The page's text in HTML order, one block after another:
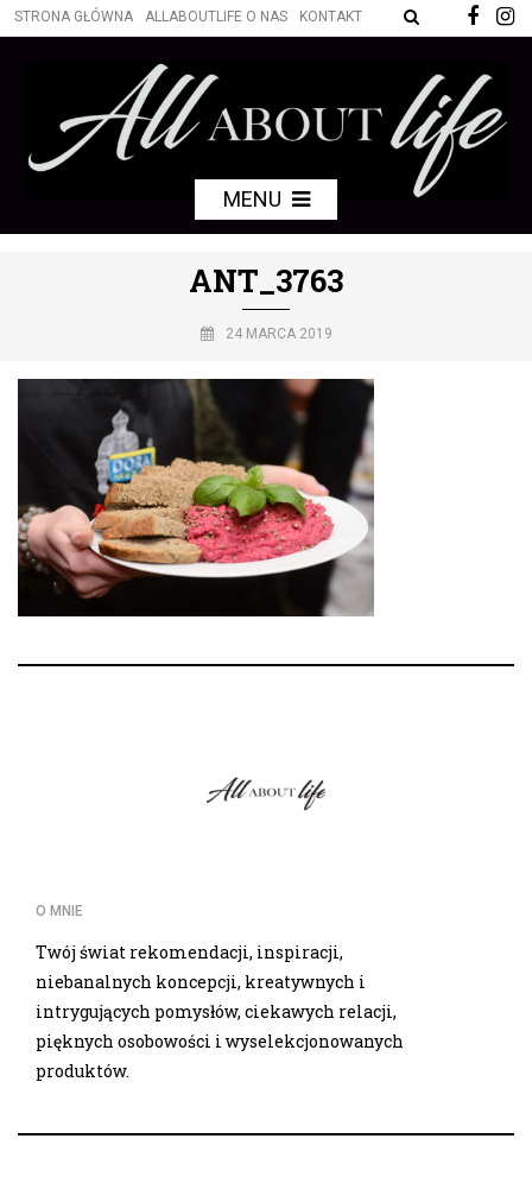
STRONA GŁÓWNA ALLABOUTLIFE O NAS KONTAKT
MENU
ANT_3763
24 MARCA 2019
O MNIE
Twój świat rekomendacji, inspiracji,
niebanalnych koncepcji, kreatywnych i
intrygujących pomysłów, ciekawych relacji,
pięknych osobowości i wyselekcjonowanych
produktów.